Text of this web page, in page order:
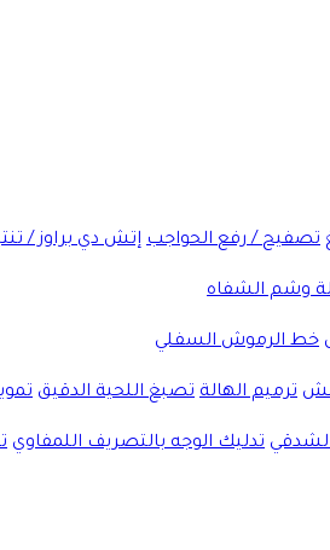
تصفيح / رفع الحواجب إتش دي براوز /
وشم الشفاه
خط الرموش السفلي
ترميم الهالة تصبغ اللحية الدقيق
تدليك الوجه بالتصريف اللمفاوي